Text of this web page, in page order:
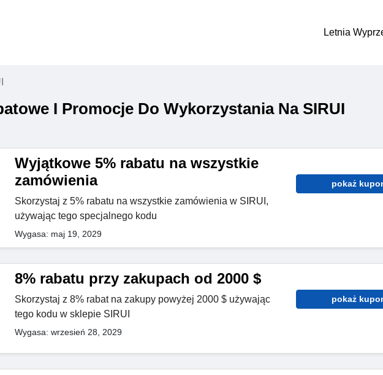
Letnia
I Promocje Do Wykorzystania Na SIRUI
Wyjątkowe 5% rabatu na wszystkie
zamówienia
Skorzystaj z 5% rabatu na wszystkie zamówienia w SIRUI,
używając tego specjalnego kodu
Wygasa: maj 19, 2029
pokaż
8% rabatu przy zakupach od 2000 $
Skorzystaj z 8% rabat na zakupy powyżej 2000 $ używając
tego kodu w sklepie SIRUI
Wygasa: wrzesień 28, 2029
pokaż